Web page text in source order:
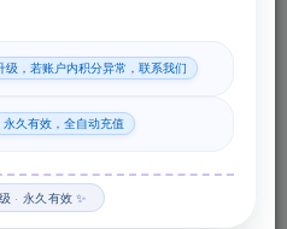
积分
级，若账户内积分异常，联系我们
久有效，全自动充值
· 永久有效 ✨